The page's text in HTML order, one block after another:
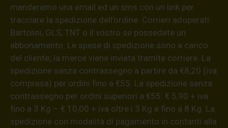
manderemo una email ed un sms con un link per
tracciare la spedizione dell’ordine. Corrieri adoperati:
Bartolini, GLS, TNT o il vostro se possedete un
abbonamento. Le spese di spedizione sono a carico
del cliente; la merce viene inviata tramite corriere. La
spedizione senza contrassegno a partire da €8,20 (iva
compresa) per ordini fino a €55. La spedizione senza
contrassegno per ordini superiori a €55: € 5,90 + iva
fino a 3 Kg – € 10,00 + iva oltre i 3 Kg e fino a 8 Kg. La
spedizione con modalità di pagamento in contanti alla